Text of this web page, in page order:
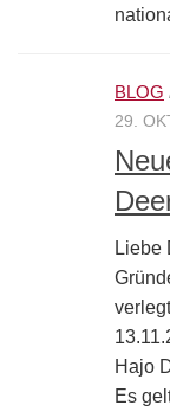
BLOG
29.
Liebe
Hajo
Es